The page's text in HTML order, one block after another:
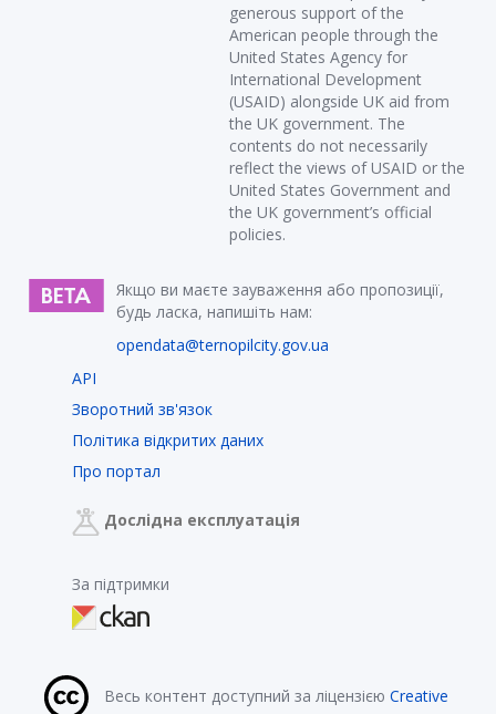
generous support of the
American people through the
United States Agency for
International Development
(USAID) alongside UK aid from
the UK government. The
contents do not necessarily
reflect the views of USAID or the
United States Government and
the UK government’s official
policies.
Якщо ви маєте зауваження або пропозиції,
будь ласка, напишіть нам:
opendata@ternopilcity.gov.ua
API
Зворотний зв'язок
Політика відкритих даних
Про портал
Дослідна експлуатація
За підтримки
Весь контент доступний за ліцензією Creative